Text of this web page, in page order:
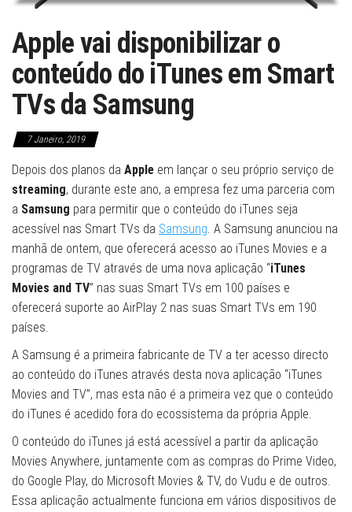
Apple vai disponibilizar o
conteúdo do iTunes em Smart
TVs da Samsung
7 Janeiro, 2019
Depois dos planos da Apple em lançar o seu próprio serviço de
streaming, durante este ano, a empresa fez uma parceria com
a Samsung para permitir que o conteúdo do iTunes seja
acessível nas Smart TVs da Samsung. A Samsung anunciou na
manhã de ontem, que oferecerá acesso ao iTunes Movies e a
programas de TV através de uma nova aplicação “iTunes
Movies and TV” nas suas Smart TVs em 100 países e
oferecerá suporte ao AirPlay 2 nas suas Smart TVs em 190
países.
A Samsung é a primeira fabricante de TV a ter acesso directo
ao conteúdo do iTunes através desta nova aplicação “iTunes
Movies and TV”, mas esta não é a primeira vez que o conteúdo
do iTunes é acedido fora do ecossistema da própria Apple.
O conteúdo do iTunes já está acessível a partir da aplicação
Movies Anywhere, juntamente com as compras do Prime Video,
do Google Play, do Microsoft Movies & TV, do Vudu e de outros.
Essa aplicação actualmente funciona em vários dispositivos de